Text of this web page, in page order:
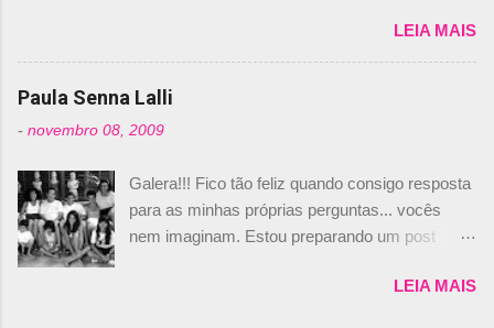
dois brasileiros”, explicou, dizendo ainda que
não tem nada contra o filho do tricampeão
Nelson Piquet. “Ele é um bom piloto, rápido e
experiente.” Audetto disse ainda que a suposta
não corresponde à realidade. “O suposto 15%
de investimento seria menor do que aquilo que
outros pilotos podem trazer: italianos, r...
truth but I’ve never had an option in my contract so that’s
should, pretty much, tell you that it’s not true." #Kimi7 #EifelGP
#AlfaRomeoRacing pic.twitter.com/77EDVn39Ia — Kimi
Romain falando sobre o fato do Iceman estar há tantos anos na
@RGrosjean ! #EifelGP 🇩🇪 #F1
pic.twitter.com/GSAu1LWnwW — Formula 1 (@F1) October 8,
2020 Beijinhos, Ludy
LEIA MAIS
Paula Senna Lalli
- novembro 08, 2009
Galera!!! Fico tão feliz quando consigo resposta
para as minhas próprias perguntas... vocês
nem imaginam. Estou preparando um post
nunca falei sobre ela, aqui no Octeto. No meio
LEIA MAIS